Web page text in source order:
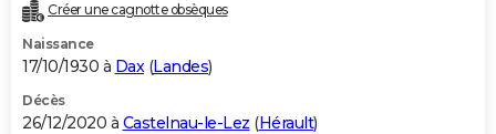
Créer une cagnotte obsèques
Naissance
17/10/1930 à Dax(Landes)
Décès
26/12/2020 à Castelnau-le-Lez (Hérault)